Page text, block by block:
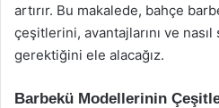
artırır. Bu makalede, bahçe
çeşitlerini, avantajlarını ve nasıl
gerektiğini ele alacağız.
Barbekü Modellerinin